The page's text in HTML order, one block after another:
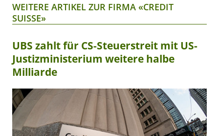
WEITERE ARTIKEL ZUR FIRMA «CREDIT
SUISSE»
UBS zahlt für CS-Steuerstreit mit US-
Justizministerium weitere halbe
Milliarde